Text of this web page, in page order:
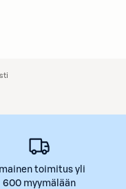
toimitus yli
600 myymälään